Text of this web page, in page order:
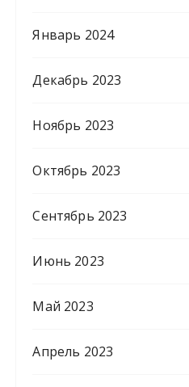
Январь 2024
Декабрь 2023
Ноябрь 2023
Октябрь 2023
Сентябрь 2023
Июнь 2023
Май 2023
Апрель 2023